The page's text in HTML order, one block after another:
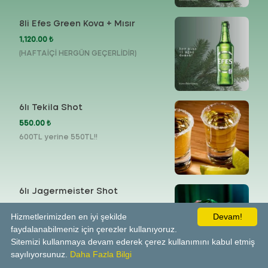
8li Efes Green Kova + Mısır
1,120.00 ₺
(HAFTAİÇİ HERGÜN GEÇERLİDİR)
6lı Tekila Shot
550.00 ₺
600TL yerine 550TL!!
6lı Jagermeister Shot
720TL yerine 670TL!!!
Devam!
Hizmetlerimizden en iyi şekilde
faydalanabilmeniz için çerezler kullanıyoruz.
Sitemizi kullanmaya devam ederek çerez kullanımını kabul etmiş
sayılıyorsunuz. Daha Fazla Bilgi